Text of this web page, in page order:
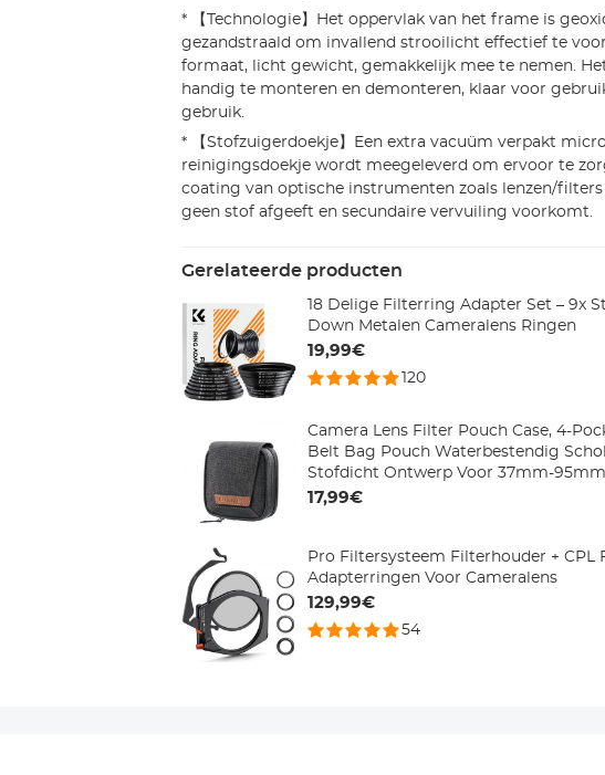
* 【Technologie】Het oppervlak van het frame is
gezandstraald om invallend strooilicht effectief te
formaat, licht gewicht, gemakkelijk mee te nemen.
handig te monteren en demonteren, klaar voor
gebruik.
* 【Stofzuigerdoekje】Een extra vacuüm verpakt
reinigingsdoekje wordt meegeleverd om ervoor te
coating van optische instrumenten zoals lenzen/
geen stof afgeeft en secundaire vervuiling voorkomt.
Gerelateerde producten
18 Delige Filterring Adapter Set – 9x
Down Metalen Cameralens Ringen
19,99€
120
Camera Lens Filter Pouch Case, 4-
Belt Bag Pouch Waterbestendig
Stofdicht Ontwerp Voor 37mm-
17,99€
Pro Filtersysteem Filterhouder + CPL
Adapterringen Voor Cameralens
129,99€
54